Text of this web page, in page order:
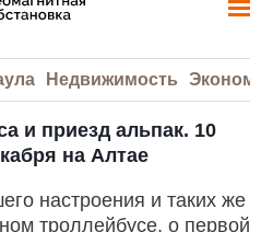
Недвижимость
и приезд альпак. 10
на Алтае
настроения и таких же
троллейбусе, о первой